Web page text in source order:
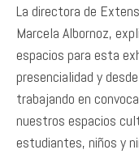
La directora de
Marcela Albornoz,
espacios para esta
presencialidad y
trabajando en
nuestros espacios
estudiantes, niños y